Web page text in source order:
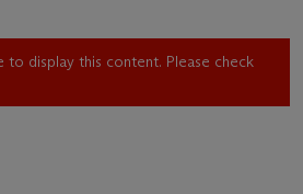
to display this content. Please check